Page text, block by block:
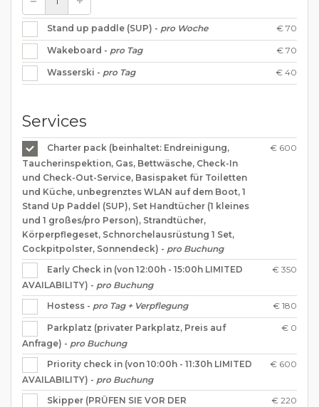
Stand up paddle (SUP) - pro Woche € 70
Wakeboard - pro Tag € 70
Wasserski - pro Tag € 40
Services
Charter pack (beinhaltet: Endreinigung,
Taucherinspektion, Gas, Bettwäsche, Check-In
und Check-Out-Service, Basispaket für Toiletten
und Küche, unbegrenztes WLAN auf dem Boot, 1
Stand Up Paddel (SUP), Set Handtücher (1 kleines
und 1 großes/pro Person), Strandtücher,
Körperpflegeset, Schnorchelausrüstung 1 Set,
Cockpitpolster, Sonnendeck) - pro Buchung
€ 600
Early Check in (von 12:00h - 15:00h LIMITED
AVAILABILITY) - pro Buchung
€ 350
Hostess - pro Tag + Verpflegung € 180
Parkplatz (privater Parkplatz, Preis auf
Anfrage) - pro Buchung
€ 0
Priority check in (von 10:00h - 11:30h LIMITED
AVAILABILITY) - pro Buchung
€ 600
Skipper (PRÜFEN SIE VOR DER
€ 220